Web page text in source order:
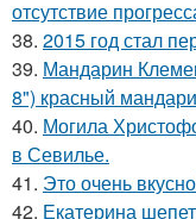
отсутствие
38. 2015 год стал
39. Мандарин
8") красный
40. Могила
в Севилье.
41. Это очень
42. Екатерина